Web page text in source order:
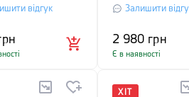
24,8 см,
відгук
довжина 20 см,
Залишити
2 980 грн
Є в наявності
ХІТ